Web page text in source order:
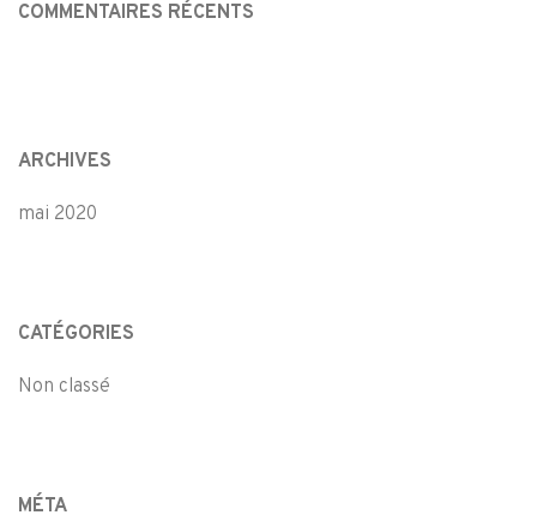
COMMENTAIRES RÉCENTS
ARCHIVES
mai 2020
CATÉGORIES
Non classé
MÉTA